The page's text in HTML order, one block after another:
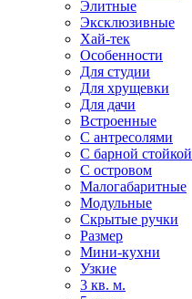
Элитные
Эксклюзивные
Хай-тек
Особенности
Для студии
Для хрущевки
Для дачи
Встроенные
С антресолями
С барной стойкой
С островом
Малогабаритные
Модульные
Скрытые ручки
Размер
Мини-кухни
Узкие
3 кв. м.